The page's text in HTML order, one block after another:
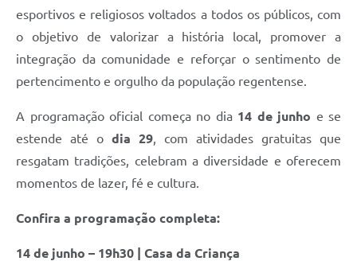
esportivos e religiosos voltados a todos os públicos, com
o objetivo de valorizar a história local, promover a
integração da comunidade e reforçar o sentimento de
pertencimento e orgulho da população regentense.
A programação oficial começa no dia 14 de junho e se
estende até o dia 29, com atividades gratuitas que
resgatam tradições, celebram a diversidade e oferecem
momentos de lazer, fé e cultura.
Confira a programação completa:
14 de junho – 19h30 | Casa da Criança